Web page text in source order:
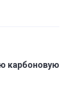
карбоновую